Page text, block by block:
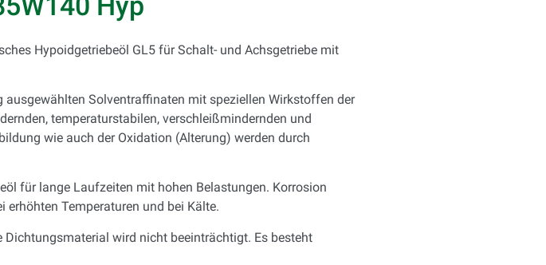
Hypoidgetriebeöl GL5 für Schalt- und Achsgetriebe mit
Solventraffinaten mit speziellen Wirkstoffen der
temperaturstabilen, verschleißmindernden und
wie auch der Oxidation (Alterung) werden durch
für lange Laufzeiten mit hohen Belastungen. Korrosion
erhöhten Temperaturen und bei Kälte.
wird nicht beeinträchtigt. Es besteht